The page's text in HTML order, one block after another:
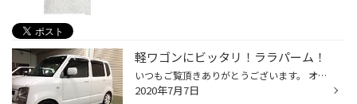
軽ワゴンにビッタリ！ララパーム！
いつもご覧頂きありがとうございます。 オフホワイトの車体にさらに白いララパームがベストマッチですね！ Ｓ様、100km点検お待ちして居ります！
2020年7月7日